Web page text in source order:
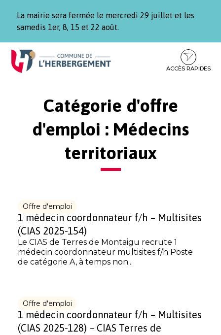
La mairie sera fermée le mercredi 29 juillet et les
samedis 1er, 8, 15 et 22 août.
Aller
Aller
contenu
Aller
pied
ACCÈS RAPIDES
Catégorie d'offre
d'emploi : Médecins
territoriaux
Offre d'emploi
1 médecin coordonnateur f/h – Multisites
(CIAS 2025-154)
Le CIAS de Terres de Montaigu recrute 1
médecin coordonnateur multisites f/h Poste
de catégorie A, à temps non...
Offre d'emploi
1 médecin coordonnateur f/h – Multisites
(CIAS 2025-128) – CIAS Terres de